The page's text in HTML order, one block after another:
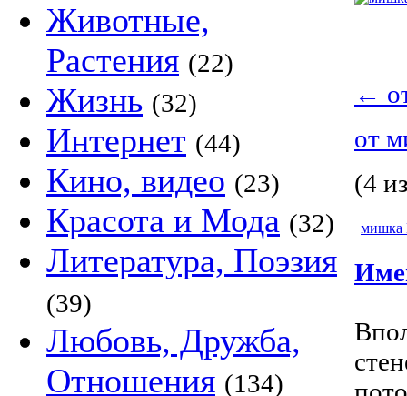
Животные,
Растения (22)
Жизнь (32)
Интернет (44)
Кино, видео (23)
Красота и Мода (32)
Литература, Поэзия
(39)
Любовь, Дружба,
Отношения (134)
←
от
(4
мишка